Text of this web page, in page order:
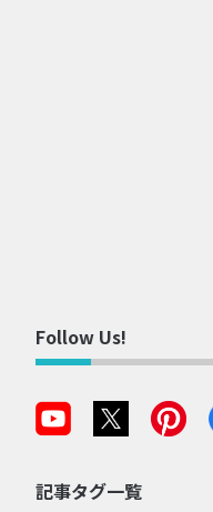
Follow Us!
記事タグ一覧